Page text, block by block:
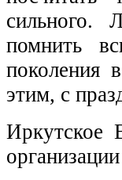
сильного.
помнить
поколения
этим, с
Иркутское